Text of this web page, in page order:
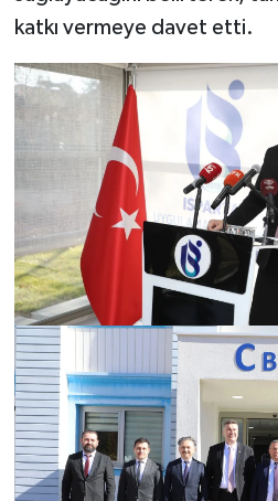
katkı vermeye davet etti.